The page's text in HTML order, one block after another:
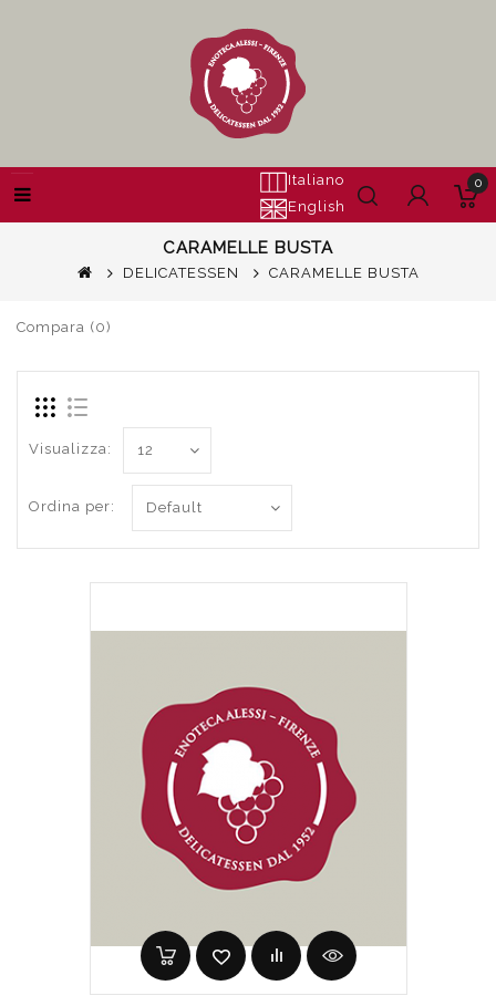
Italiano
English
0
CARAMELLE BUSTA
DELICATESSEN CARAMELLE BUSTA
Compara (0)
Visualizza:
Ordina per: